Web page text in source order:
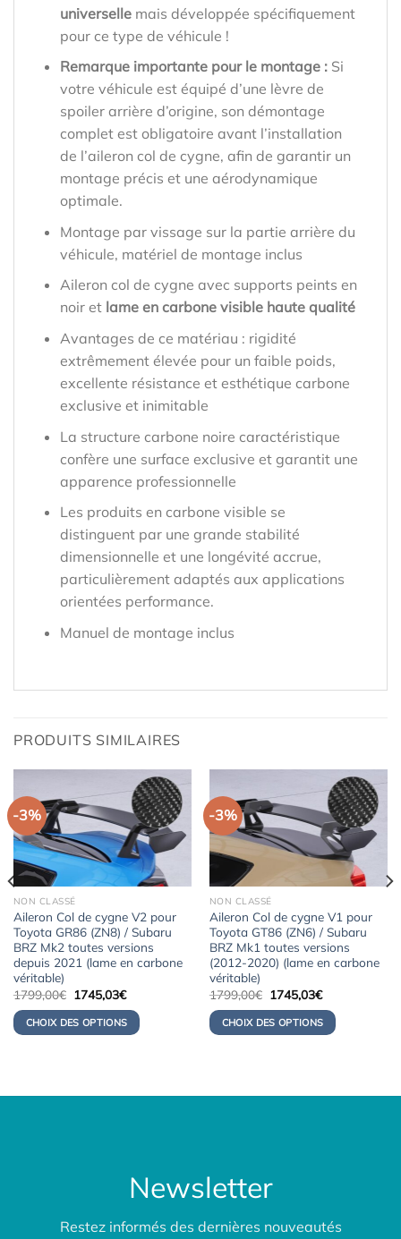
universellemais développée spécifiquement
pour ce type de véhicule !
Remarque importante pour le montage : Si
votre véhicule est équipé d’une lèvre de
spoiler arrière d’origine, son démontage
complet est obligatoire avant l’installation
de l’aileron col de cygne, afin de garantir un
montage précis et une aérodynamique
optimale.
Montage par vissage sur la partie arrière du
véhicule, matériel de montage inclus
Aileron col de cygne avec supports peints en
noir et lame en carbone visible haute qualité
Avantages de ce matériau : rigidité
extrêmement élevée pour un faible poids,
excellente résistance et esthétique carbone
exclusive et inimitable
La structure carbone noire caractéristique
confère une surface exclusive et garantit une
apparence professionnelle
Les produits en carbone visible se
distinguent par une grande stabilité
dimensionnelle et une longévité accrue,
particulièrement adaptés aux applications
orientées performance.
Manuel de montage inclus
PRODUITS SIMILAIRES
-3%
NON CLASSÉ
Aileron Col de cygne V2 pour
Toyota GR86 (ZN8) / Subaru
BRZ Mk2 toutes versions
depuis 2021 (lame en carbone
véritable)
1799,00€ Le
initial
était :
1799,00€.
1745,03€Le
actuel
est :
1745,03€.
CHOIX DES OPTIONS
-3%
NON CLASSÉ
Aileron Col de cygne V1 pour
Toyota GT86 (ZN6) / Subaru
BRZ Mk1 toutes versions
(2012-2020) (lame en carbone
véritable)
1799,00€ Le
initial
était :
1799,00€.
1745,03€Le
actuel
est :
1745,03€.
CHOIX DES OPTIONS
Newsletter
Restez informés des dernières nouveautés